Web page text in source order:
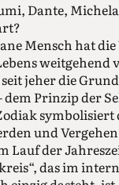
Dante,
Mensch hat
weitgehend
jeher die
dem Prinzip der
symbolisiert
und
Lauf der
das im